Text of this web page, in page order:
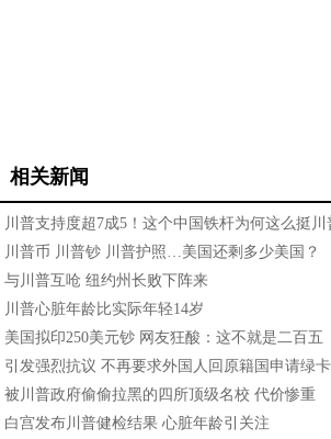
相关新闻
川普支持度超7成5！这个中国铁杆为何这么挺川
川普币 川普钞 川普护照…美国还剩多少美国？
与川普互呛 纽约州长败下阵来
川普心脏年龄比实际年轻14岁
美国拟印250美元钞 网友狂酸：这不就是二百五
引发强烈抗议 不再要求外国人回原籍国申请绿卡
被川普政府偷偷拉黑的四所顶级名校 代价惨重
白宫发布川普健检结果 心脏年龄引关注